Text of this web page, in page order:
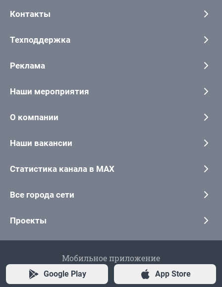
Контакты
Техподдержка
Реклама
Наши мероприятия
О компании
Наши вакансии
Статистика канала в MAX
Все города сети
Проекты
Мобильное приложение
Google Play App Store